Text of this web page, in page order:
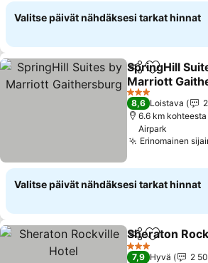
Valitse päivät nähdäksesi tarkat hinnat
Jaa Lisää
SpringHill
Marriott
Katso hinnat
3 Tähtiluokitus
8,6 Loistava
6.6 km
Airpark
Erinomainen
Valitse päivät nähdäksesi tarkat hinnat
Jaa Lisää
Sheraton
3 Tähtiluokitus
7,9 Hyvä
2